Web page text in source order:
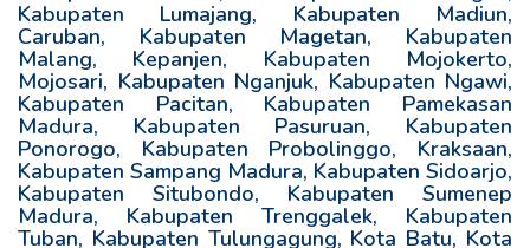
Kabupaten Lumajang, Kabupaten Madiun,
Caruban, Kabupaten Magetan, Kabupaten
Malang, Kepanjen, Kabupaten Mojokerto,
Mojosari, Kabupaten Nganjuk, Kabupaten Ngawi,
Kabupaten Pacitan, Kabupaten Pamekasan
Madura, Kabupaten Pasuruan, Kabupaten
Ponorogo, Kabupaten Probolinggo, Kraksaan,
Kabupaten Sampang Madura, Kabupaten Sidoarjo,
Kabupaten Situbondo, Kabupaten Sumenep
Madura, Kabupaten Trenggalek, Kabupaten
Tuban, Kabupaten Tulungagung, Kota Batu, Kota